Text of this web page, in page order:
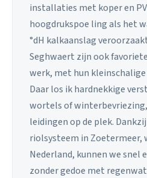
installaties met koper en
hoogdrukspoe ling als het
°dH kalkaanslag
Seghwaert zijn ook
werk, met hun
Daar los ik hardnekkige
wortels of
leidingen op de plek.
riolsysteem in Zoetermeer,
Nederland, kunnen we snel
zonder gedoe met